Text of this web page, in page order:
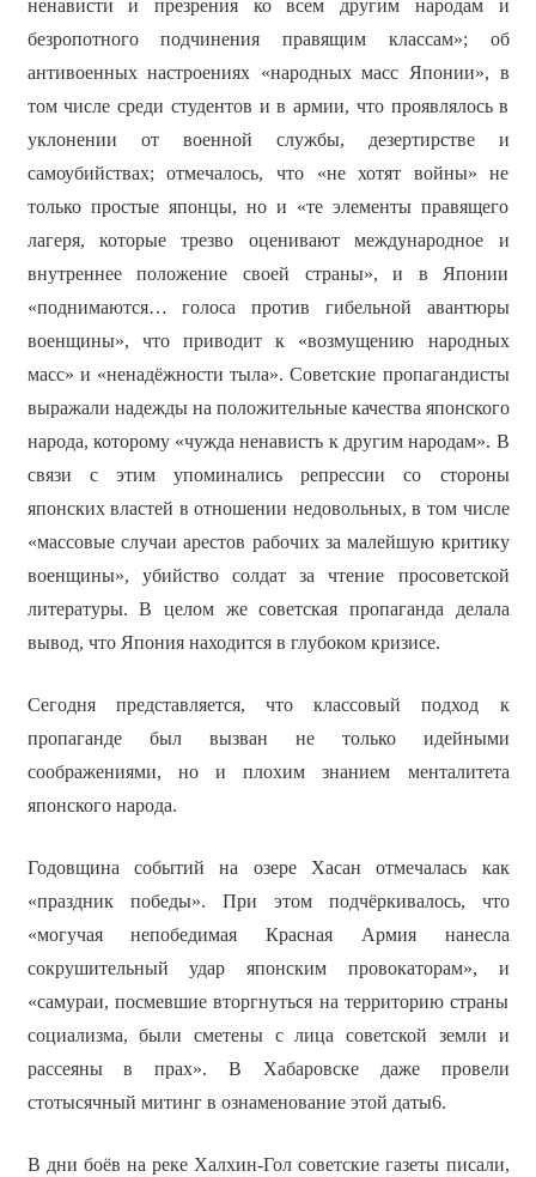
ненависти и презрения ко всем другим народам и
безропотного подчинения правящим классам»; об
антивоенных настроениях «народных масс Японии», в
том числе среди студентов и в армии, что проявлялось в
уклонении от военной службы, дезертирстве и
самоубийствах; отмечалось, что «не хотят войны» не
только простые японцы, но и «те элементы правящего
лагеря, которые трезво оценивают международное и
внутреннее положение своей страны», и в Японии
«поднимаются… голоса против гибельной авантюры
военщины», что приводит к «возмущению народных
масс» и «ненадёжности тыла». Советские пропагандисты
выражали надежды на положительные качества японского
народа, которому «чужда ненависть к другим народам». В
связи с этим упоминались репрессии со стороны
японских властей в отношении недовольных, в том числе
«массовые случаи арестов рабочих за малейшую критику
военщины», убийство солдат за чтение просоветской
литературы. В целом же советская пропаганда делала
вывод, что Япония находится в глубоком кризисе.
Сегодня представляется, что классовый подход к
пропаганде был вызван не только идейными
соображениями, но и плохим знанием менталитета
японского народа.
Годовщина событий на озере Хасан отмечалась как
«праздник победы». При этом подчёркивалось, что
«могучая непобедимая Красная Армия нанесла
сокрушительный удар японским провокаторам», и
«самураи, посмевшие вторгнуться на территорию страны
социализма, были сметены с лица советской земли и
рассеяны в прах». В Хабаровске даже провели
стотысячный митинг в ознаменование этой даты6.
В дни боёв на реке Халхин-Гол советские газеты писали,